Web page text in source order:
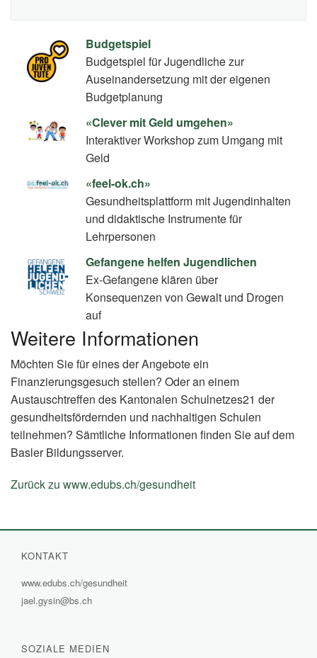
Budgetspiel
Budgetspiel für Jugendliche zur
Auseinandersetzung mit der eigenen
Budgetplanung
«Clever mit Geld umgehen»
Interaktiver Workshop zum Umgang mit
Geld
«feel-ok.ch»
Gesundheitsplattform mit Jugendinhalten
und didaktische Instrumente für
Lehrpersonen
Gefangene helfen Jugendlichen
Ex-Gefangene klären über
Konsequenzen von Gewalt und Drogen
auf
Weitere Informationen
Möchten Sie für eines der Angebote ein
Finanzierungsgesuch stellen? Oder an einem
Austauschtreffen des Kantonalen Schulnetzes21 der
gesundheitsfördernden und nachhaltigen Schulen
teilnehmen? Sämtliche Informationen finden Sie auf dem
Basler Bildungsserver.
Zurück zu www.edubs.ch/gesundheit
KONTAKT
www.edubs.ch/gesundheit
jael.gysin@bs.ch
SOZIALE MEDIEN